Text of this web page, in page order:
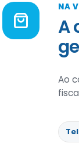
NA
A
Ao